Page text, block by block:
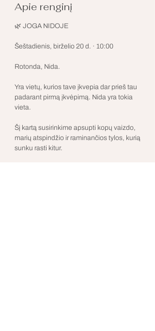
Apie renginį
🌿 JOGA NIDOJE
Šeštadienis, birželio 20 d. · 10:00
Rotonda, Nida.
Yra vietų, kurios tave įkvepia dar prieš tau
padarant pirmą įkvėpimą. Nida yra tokia
vieta.
Šį kartą susirinkime apsupti kopų vaizdo,
marių atspindžio ir raminančios tylos, kurią
sunku rasti kitur.